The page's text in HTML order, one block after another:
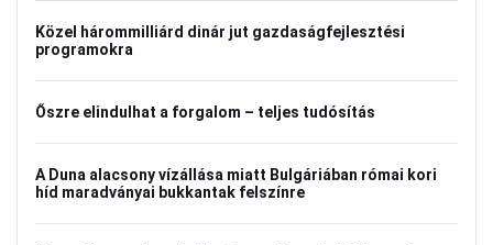
Közel hárommilliárd dinár jut gazdaságfejlesztési
programokra
Őszre elindulhat a forgalom – teljes tudósítás
A Duna alacsony vízállása miatt Bulgáriában római kori
híd maradványai bukkantak felszínre